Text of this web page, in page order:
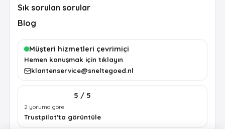
Sık sorulan sorular
Blog
Müşteri hizmetleri çevrimiçi
Hemen konuşmak için tıklayın
klantenservice@sneltegoed.nl
5 / 5
2 yoruma göre
Trustpilot'ta görüntüle